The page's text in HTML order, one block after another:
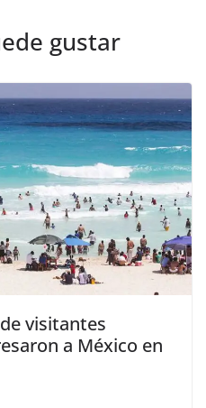
gustar
visitantes
a México en